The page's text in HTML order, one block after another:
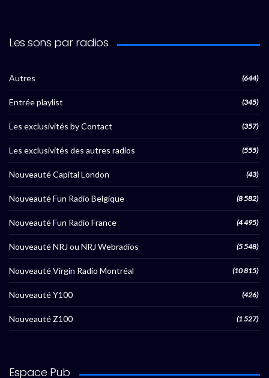
Les sons par radios
Autres (644)
Entrée playlist (345)
Les exclusivités by Contact (357)
Les exclusivités des autres radios (555)
Nouveauté Capital London (43)
Nouveauté Fun Radio Belgique (8 582)
Nouveauté Fun Radio France (4 495)
Nouveauté NRJ ou NRJ Webradios (5 548)
Nouveauté Virgin Radio Montréal (10 815)
Nouveauté Y100 (426)
Nouveauté Z100 (1 527)
Espace Pub